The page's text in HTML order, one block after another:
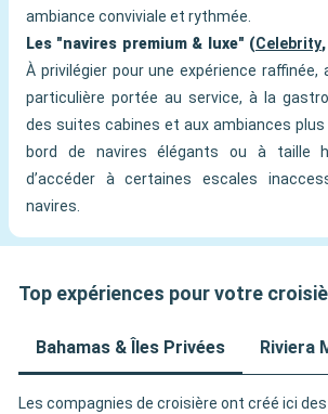
ambiance conviviale et rythmée.
Les "navires premium & luxe" (Celebrity,
À privilégier pour une expérience
particulière portée au service, à la
des suites cabines et aux ambiances
bord de navires élégants ou à taille
d’accéder à certaines escales
navires.
Top expériences pour votre
Bahamas & Îles Privées Riviera
Les compagnies de croisière ont créé ici